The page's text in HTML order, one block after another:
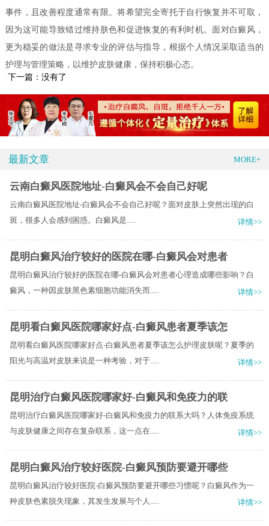
事件，且改善程度通常有限。将希望完全寄托于自行恢复并不可取，
因为这可能导致错过维持肤色和促进恢复的有利时机。面对白癜风，
更为稳妥的做法是寻求专业的评估与指导，根据个人情况采取适当的
护理与管理策略，以维护皮肤健康，保持积极心态。
下一篇：没有了
最新文章 MORE+
云南白癜风医院地址-白癜风会不会自己好呢
云南白癜风医院地址-白癜风会不会自己好呢？​面对皮肤上突然出现的白
斑，很多人会感到困惑。白癜风是.....
详情>>
昆明白癜风治疗较好的医院在哪-白癜风会对患者
昆明白癜风治疗较好的医院在哪-白癜风会对患者心理造成哪些影响？白
癜风，一种因皮肤黑色素细胞功能消失而.....
详情>>
昆明看白癜风医院哪家好点-白癜风患者夏季该怎
昆明看白癜风医院哪家好点-白癜风患者夏季该怎么护理皮肤呢？夏季的
阳光与高温对皮肤来说是一种考验，对于.....
详情>>
昆明治疗白癜风医院哪家好-白癜风和免疫力的联
昆明治疗白癜风医院哪家好-白癜风和免疫力的联系大吗？人体免疫系统
与皮肤健康之间存在复杂联系，这一点在.....
详情>>
昆明白癜风治疗较好医院-白癜风预防要避开哪些
昆明白癜风治疗较好医院-白癜风预防要避开哪些习惯呢？白癜风作为一
种皮肤色素脱失现象，其发生发展与个人.....
详情>>